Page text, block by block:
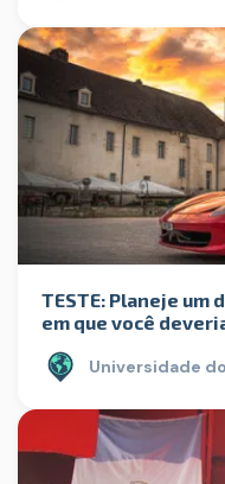
TESTE: Planeje um
em que você
Universidade